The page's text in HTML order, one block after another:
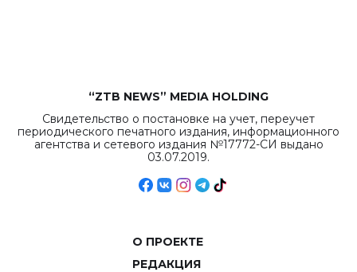
“ZTB NEWS” MEDIA HOLDING
Свидетельство о постановке на учет, переучет
периодического печатного издания, информационного
агентства и сетевого издания №17772-СИ выдано
03.07.2019.
О ПРОЕКТЕ
РЕДАКЦИЯ